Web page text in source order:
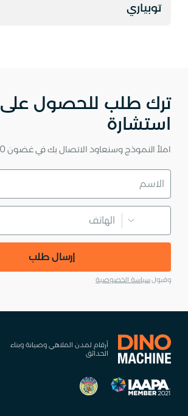
توبياري
ترك طلب للحصول على
استشارة
املأ النموذج وسنعاود الاتصال بك في غضون 10 دقائق
إرسال طلب
وقبولسياسة الخصوصية
أرقام لمدن الملاهي وصيانة وبناء
الحدائق